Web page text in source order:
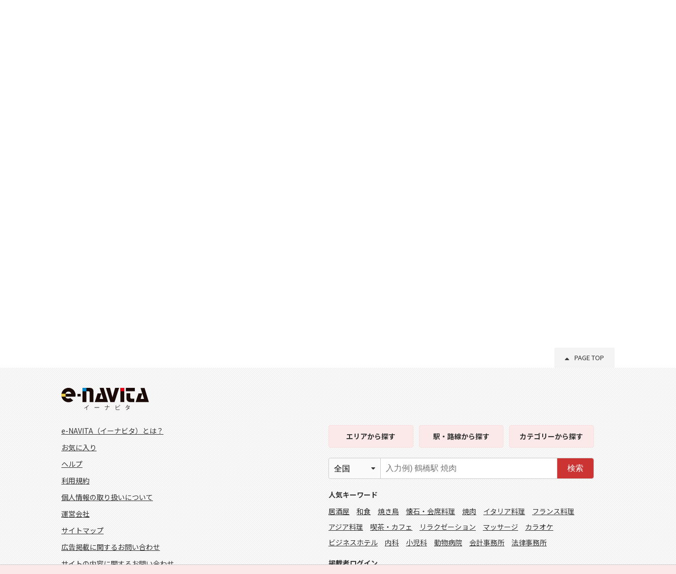
PAGE TOP
e-NAVITA（イーナビタ）とは？
お気に入り
ヘルプ
利用規約
個人情報の取り扱いについて
運営会社
サイトマップ
広告掲載に関するお問い合わせ
サイトの内容に関するお問い合わせ
エリアから探す 駅・路線から探す カテゴリーから探す
検索
人気キーワード
居酒屋
和食 焼き鳥 懐石・会席料理 焼肉 イタリア料理
フランス料理
アジア料理
喫茶・カフェ リラクゼーション マッサージ
カラオケ
ビジネスホテル
内科 小児科 動物病院 会計事務所 法律事務所
掲載者ログイン